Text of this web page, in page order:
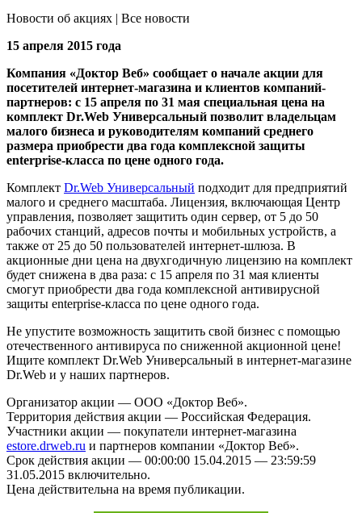
Новости об акциях | Все новости
15 апреля 2015 года
Компания «Доктор Веб» сообщает о начале акции для
посетителей интернет-магазина и клиентов компаний-
партнеров: с 15 апреля по 31 мая специальная цена на
комплект Dr.Web Универсальный позволит владельцам
малого бизнеса и руководителям компаний среднего
размера приобрести два года комплексной защиты
enterprise-класса по цене одного года.
Комплект Dr.Web Универсальный подходит для предприятий
малого и среднего масштаба. Лицензия, включающая Центр
управления, позволяет защитить один сервер, от 5 до 50
рабочих станций, адресов почты и мобильных устройств, а
также от 25 до 50 пользователей интернет-шлюза. В
акционные дни цена на двухгодичную лицензию на комплект
будет снижена в два раза: с 15 апреля по 31 мая клиенты
смогут приобрести два года комплексной антивирусной
защиты enterprise-класса по цене одного года.
Не упустите возможность защитить свой бизнес с помощью
отечественного антивируса по сниженной акционной цене!
Ищите комплект Dr.Web Универсальный в интернет-магазине
Dr.Web и у наших партнеров.
Организатор акции — ООО «Доктор Веб».
Территория действия акции — Российская Федерация.
Участники акции — покупатели интернет-магазина
estore.drweb.ru и партнеров компании «Доктор Веб».
Срок действия акции — 00:00:00 15.04.2015 — 23:59:59
31.05.2015 включительно.
Цена действительна на время публикации.